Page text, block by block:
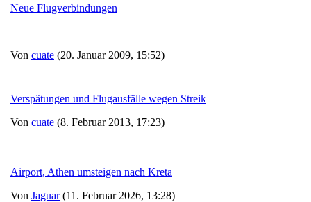
Neue Flugverbindungen
Von cuate (20. Januar 2009, 15:52)
Verspätungen und Flugausfälle wegen Streik
Von cuate (8. Februar 2013, 17:23)
Airport, Athen umsteigen nach Kreta
Von Jaguar(11. Februar 2026, 13:28)